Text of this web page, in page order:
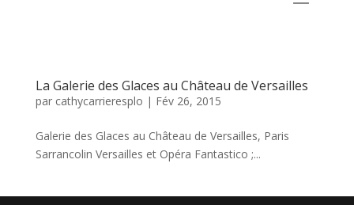
La Galerie des Glaces au Château de Versailles
par cathycarrieresplo | Fév 26, 2015
Galerie des Glaces au Château de Versailles, Paris
Sarrancolin Versailles et Opéra Fantastico ;...